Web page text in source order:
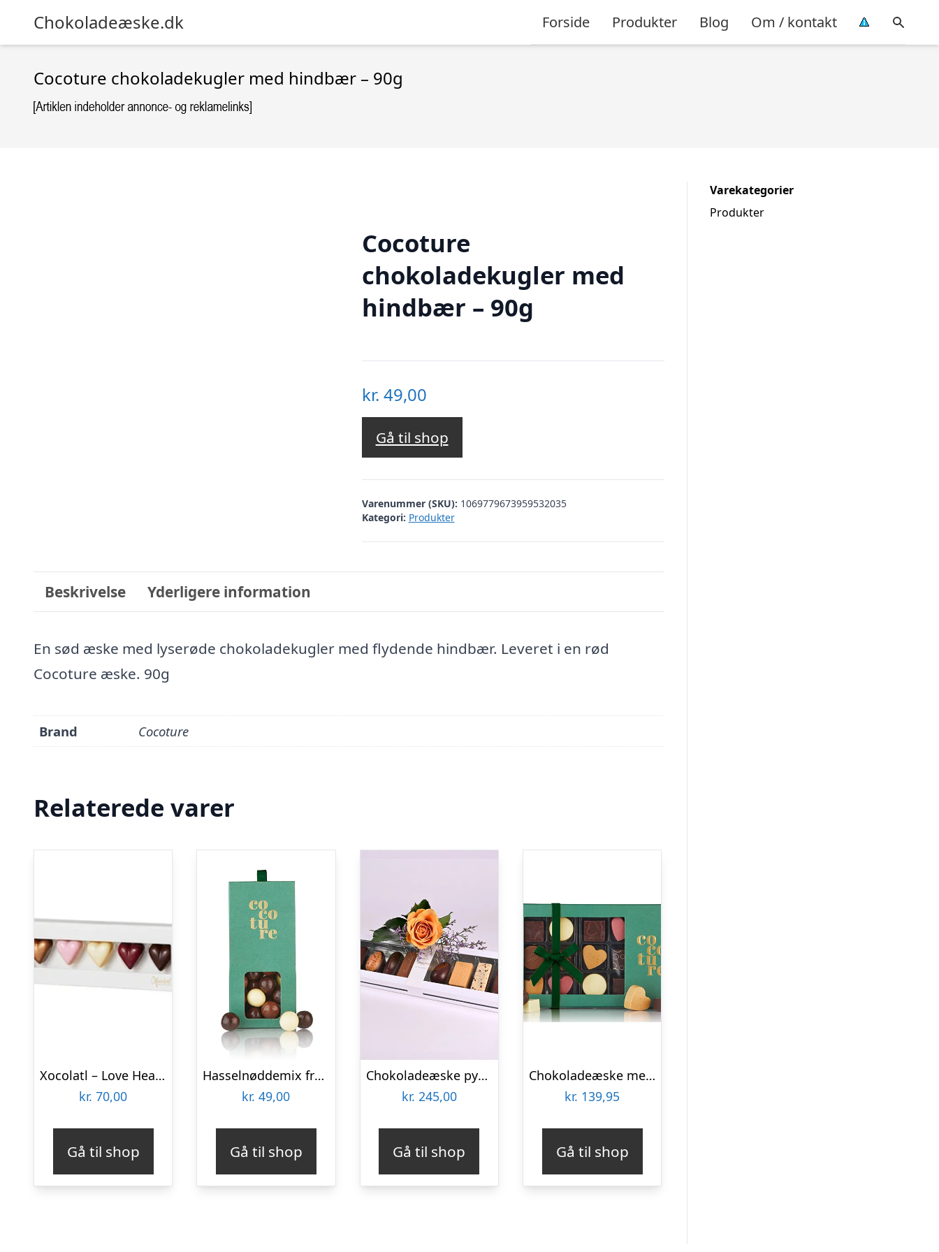
Chokoladeæske.dk Forside Produkter Blog Om / kontakt
Cocoture chokoladekugler med hindbær – 90g
Cocoture
chokoladekugler med
hindbær – 90g
kr. 49,00
Gå til shop
Varenummer (SKU): 1069779673959532035
Kategori: Produkter
Beskrivelse Yderligere information
En sød æske med lyserøde chokoladekugler med flydende hindbær. Leveret i en rød
Cocoture æske. 90g
Brand Cocoture
Relaterede varer
Xocolatl – Love Hearts 5 stk.
kr. 70,00
Gå til shop
Hasselnøddemix fra Cocoture i grøn æske – 90g
kr. 49,00
Gå til shop
Chokoladeæske pyntet med blomst – Send blomster med Bloomit
kr. 245,00
Gå til shop
Chokoladeæske med 14 stk. fyldte chokolader fra Cocoture i grøn æske – 126g
kr. 139,95
Gå til shop
Varekategorier
Produkter